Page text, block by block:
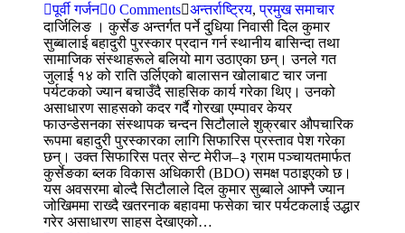
पूर्वी गर्जन 0 Comments अन्तर्राष्ट्रिय,प्रमुख समाचार
दार्जिलिङ । कुर्सेङ अन्तर्गत पर्ने दु्धिया निवासी दिल कुमार
सुब्बालाई बहादुरी पुरस्कार प्रदान गर्न स्थानीय बासिन्दा तथा
सामाजिक संस्थाहरूले बलियो माग उठाएका छन्। उनले गत
जुलाई १४ को राति उर्लिएको बालासन खोलाबाट चार जना
पर्यटकको ज्यान बचाउँदै साहसिक कार्य गरेका थिए। उनको
असाधारण साहसको कदर गर्दै गोरखा एम्पावर केयर
फाउन्डेसनका संस्थापक चन्दन सिटौलाले शुक्रबार औपचारिक
रूपमा बहादुरी पुरस्कारका लागि सिफारिस प्रस्ताव पेश गरेका
छन्। उक्त सिफारिस पत्र सेन्ट मेरीज–३ ग्राम पञ्चायतमार्फत
कुर्सेङका ब्लक विकास अधिकारी (BDO) समक्ष पठाइएको छ।
यस अवसरमा बोल्दै सिटौलाले दिल कुमार सुब्बाले आफ्नै ज्यान
जोखिममा राख्दै खतरनाक बहावमा फसेका चार पर्यटकलाई उद्धार
गरेर असाधारण साहस देखाएको…